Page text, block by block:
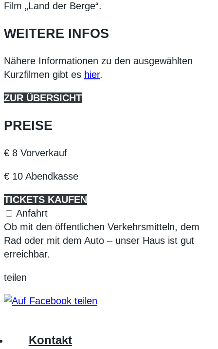
Film „Land der Berge“.
WEITERE INFOS
Nähere Informationen zu den ausgewählten
Kurzfilmen gibt es hier.
ZUR ÜBERSICHT
PREISE
€ 8 Vorverkauf
€ 10 Abendkasse
TICKETS KAUFEN
Anfahrt
Ob mit den öffentlichen Verkehrsmitteln, dem
Rad oder mit dem Auto – unser Haus ist gut
erreichbar.
teilen
Kontakt